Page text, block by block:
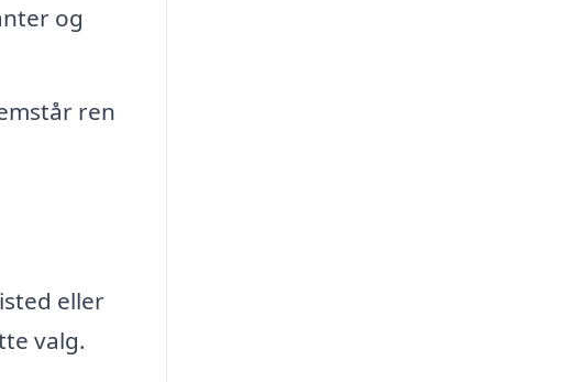
og
ren
eller
valg.